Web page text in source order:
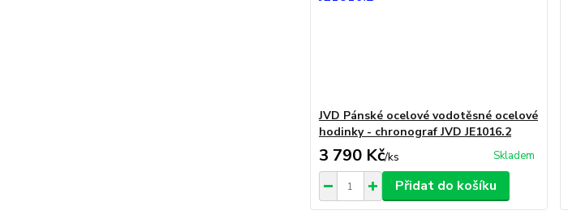
JVD Pánské ocelové vodotěsné ocelové
hodinky - chronograf JVD JE1016.2
3 790 Kč/ks Skladem
Přidat do košíku